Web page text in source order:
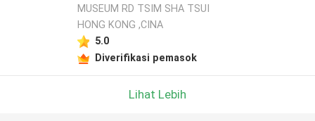
MUSEUM RD TSIM SHA TSUI
HONG KONG ,CINA
5.0
Diverifikasi pemasok
Lihat Lebih